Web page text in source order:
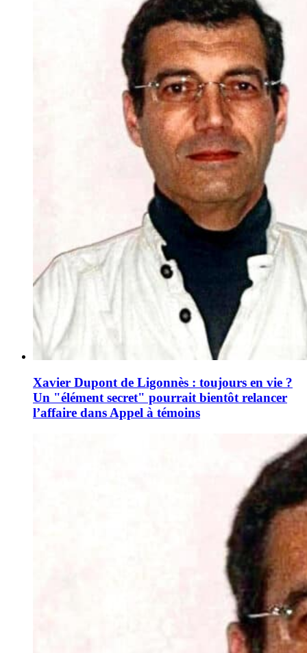
Xavier Dupont de Ligonnès : toujours en vie ?
Un "élément secret" pourrait bientôt relancer
l’affaire dans Appel à témoins